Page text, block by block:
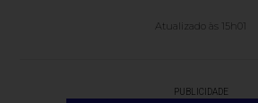
Atualizado às 15h01
PUBLICIDADE